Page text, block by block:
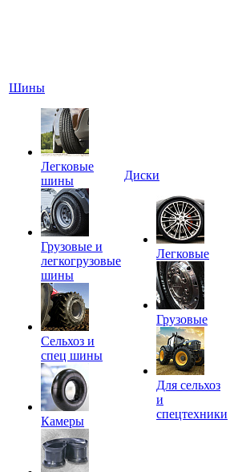
Шины
Легковые
шины
Грузовые и
легкогрузовые
шины
Сельхоз и
спец шины
Камеры
Диски
Легковые
Грузовые
Для сельхоз
и
спецтехники